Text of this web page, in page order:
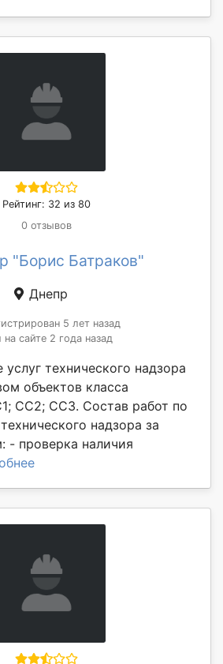
Рейтинг: 32 из 80
0 отзывов
"Борис Батраков"
Днепр
5 лет назад
на сайте 2 года назад
технического надзора
объектов класса
СС2; СС3. Состав работ по
надзора за
- проверка наличия